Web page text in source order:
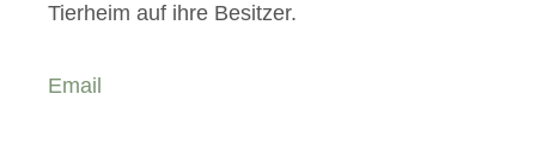
Tierheim auf ihre Besitzer.
Email